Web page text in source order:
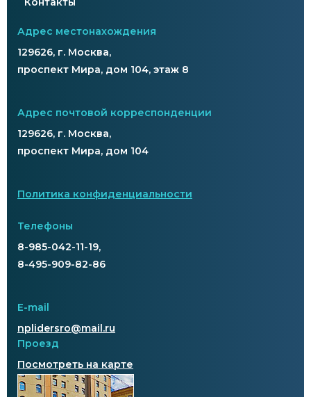
Адрес местонахождения
129626, г. Москва,
проспект Мира, дом 104, этаж 8
Адрес почтовой корреспонденции
129626, г. Москва,
проспект Мира, дом 104
Политика конфиденциальности
Телефоны
8-985-042-11-19,
8-495-909-82-86
E-mail
nplidersro@mail.ru
Проезд
Посмотреть на карте